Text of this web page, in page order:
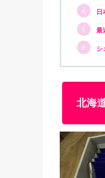
日
最
シ
北海